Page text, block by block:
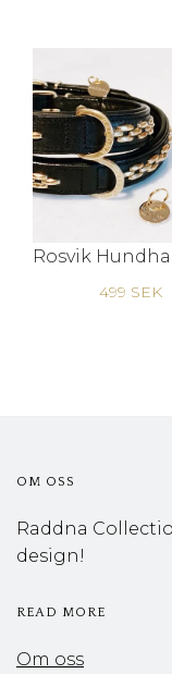
499 SEK
OM OSS
Raddna
design!
READ MORE
Om oss